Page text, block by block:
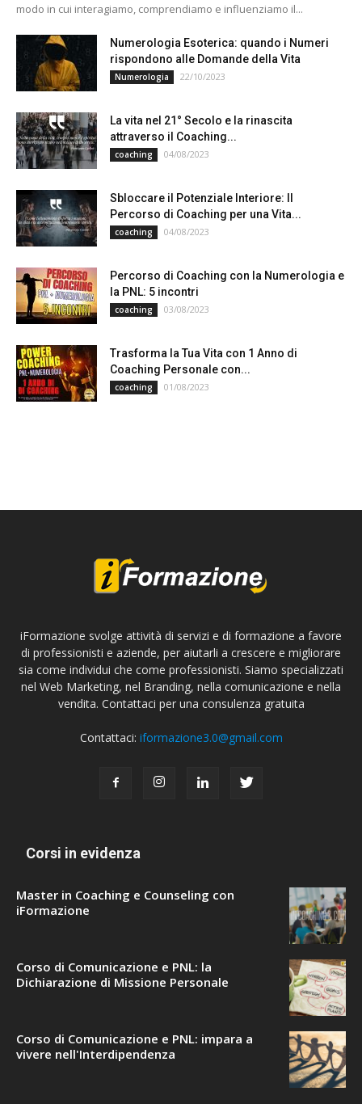
modo in cui interagiamo, comprendiamo e influenziamo il...
Numerologia Esoterica: quando i Numeri
rispondono alle Domande della Vita
Numerologia 22/10/2023
La vita nel 21° Secolo e la rinascita
attraverso il Coaching...
coaching 04/08/2023
Sbloccare il Potenziale Interiore: Il
Percorso di Coaching per una Vita...
coaching 04/08/2023
Percorso di Coaching con la Numerologia e
la PNL: 5 incontri
coaching 03/08/2023
Trasforma la Tua Vita con 1 Anno di
Coaching Personale con...
coaching 01/08/2023
iFormazione svolge attività di servizi e di formazione a favore
di professionisti e aziende, per aiutarli a crescere e migliorare
sia come individui che come professionisti. Siamo specializzati
nel Web Marketing, nel Branding, nella comunicazione e nella
vendita. Contattaci per una consulenza gratuita
Contattaci: iformazione3.0@gmail.com
Corsi in evidenza
Master in Coaching e Counseling con
iFormazione
Corso di Comunicazione e PNL: la
Dichiarazione di Missione Personale
Corso di Comunicazione e PNL: impara a
vivere nell'Interdipendenza